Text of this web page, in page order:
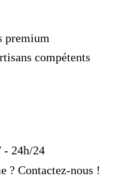
premium
compétents
- 24h/24
? Contactez-nous !